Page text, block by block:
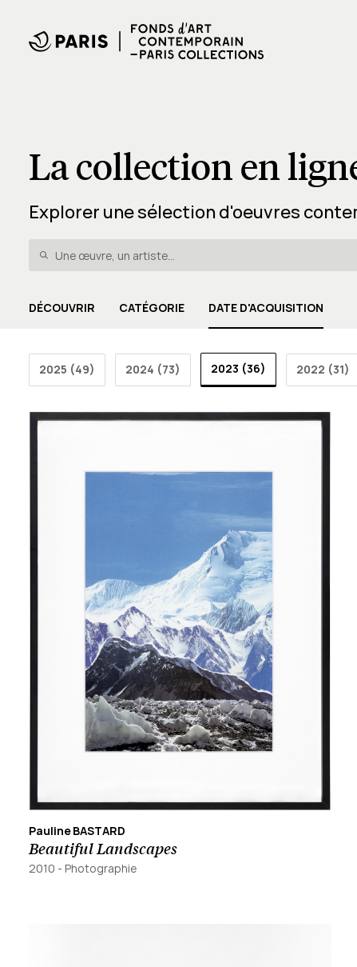
La collection en
Explorer une sélection d'oeuvres
DÉCOUVRIR CATÉGORIE DATE D'ACQUISITION
2025 (49) 2024 (73) 2023 (36) 2022 (31)
Pauline BASTARD
Beautiful Landscapes
2010 - Photographie